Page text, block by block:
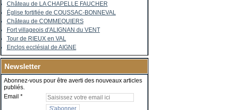
Château de LA CHAPELLE FAUCHER
Église fortifiée de COUSSAC-BONNEVAL
Château de COMMEQUIERS
Fort villageois d'ALIGNAN du VENT
Tour de RIEUX en VAL
Enclos ecclésial de AIGNE
Newsletter
Abonnez-vous pour être averti des nouveaux articles
publiés.
Email